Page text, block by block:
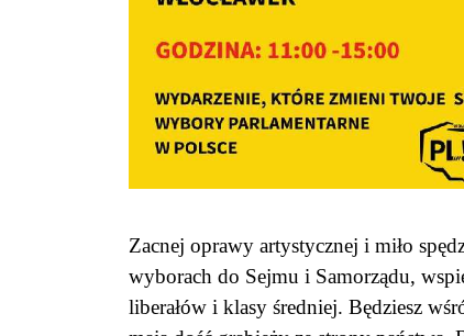
Zacnej oprawy artystycznej i miło
wyborach do Sejmu i Samorządu,
liberałów i klasy średniej. Będziesz